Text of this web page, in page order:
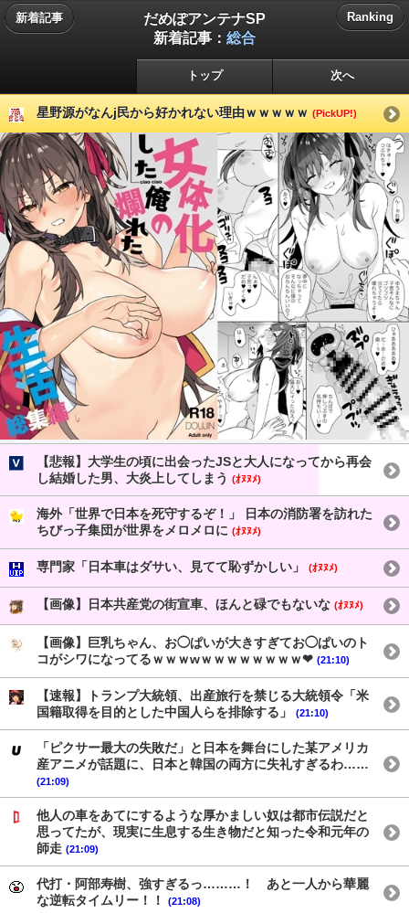
新着記事
だめぽアンテナSP
新着記事： 総合
Ranking
トップ 次へ
星野源がなんj民から好かれない理由ｗｗｗｗｗ (PickUP!)
【悲報】大学生の頃に出会ったJSと大人になってから再会
し結婚した男、大炎上してしまう (ｵﾇﾇﾒ)
海外「世界で日本を死守するぞ！」 日本の消防署を訪れた
ちびっ子集団が世界をメロメロに (ｵﾇﾇﾒ)
専門家「日本車はダサい、見てて恥ずかしい」 (ｵﾇﾇﾒ)
【画像】日本共産党の街宣車、ほんと碌でもないな (ｵﾇﾇﾒ)
【画像】巨乳ちゃん、お◯ぱいが大きすぎてお◯ぱいのト
コがシワになってるｗｗｗwｗｗｗｗｗｗｗｗ❤ (21:10)
【速報】トランプ大統領、出産旅行を禁じる大統領令「米
国籍取得を目的とした中国人らを排除する」
(21:10)
「ピクサー最大の失敗だ」と日本を舞台にした某アメリカ
産アニメが話題に、日本と韓国の両方に失礼すぎるわ……
(21:09)
他人の車をあてにするような厚かましい奴は都市伝説だと
思ってたが、現実に生息する生き物だと知った令和元年の
師走 (21:09)
代打・阿部寿樹、強すぎるっ………！ あと一人から華麗
な逆転タイムリー！！
(21:08)